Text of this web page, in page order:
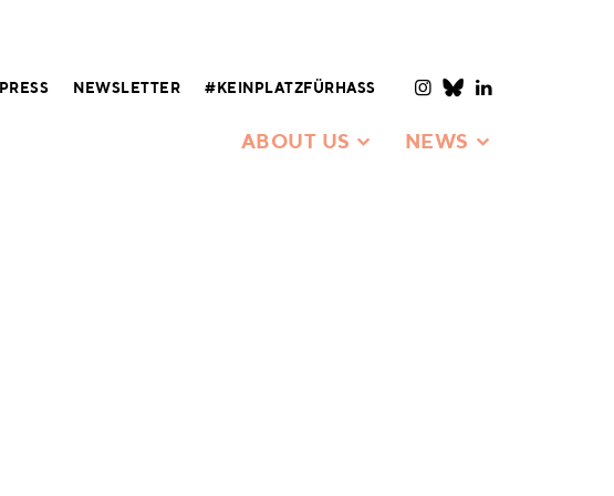
PRESS NEWSLETTER #KEINPLATZFÜRHASS
ABOUT US NEWS